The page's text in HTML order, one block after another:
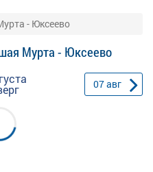
- Юксеево
Мурта - Юксеево
07авг